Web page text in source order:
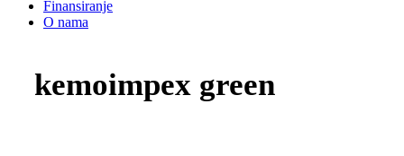
Finansiranje
O nama
kemoimpex green